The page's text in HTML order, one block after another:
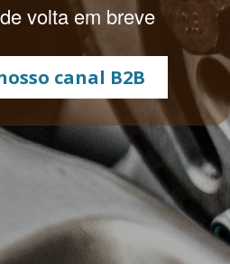
volta em breve
canal B2B